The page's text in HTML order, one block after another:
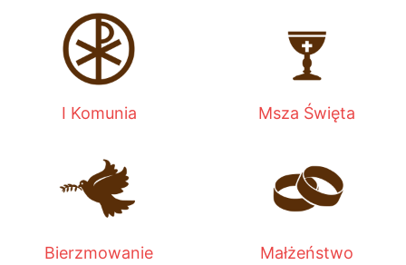
I Komunia Msza Święta
Bierzmowanie Małżeństwo